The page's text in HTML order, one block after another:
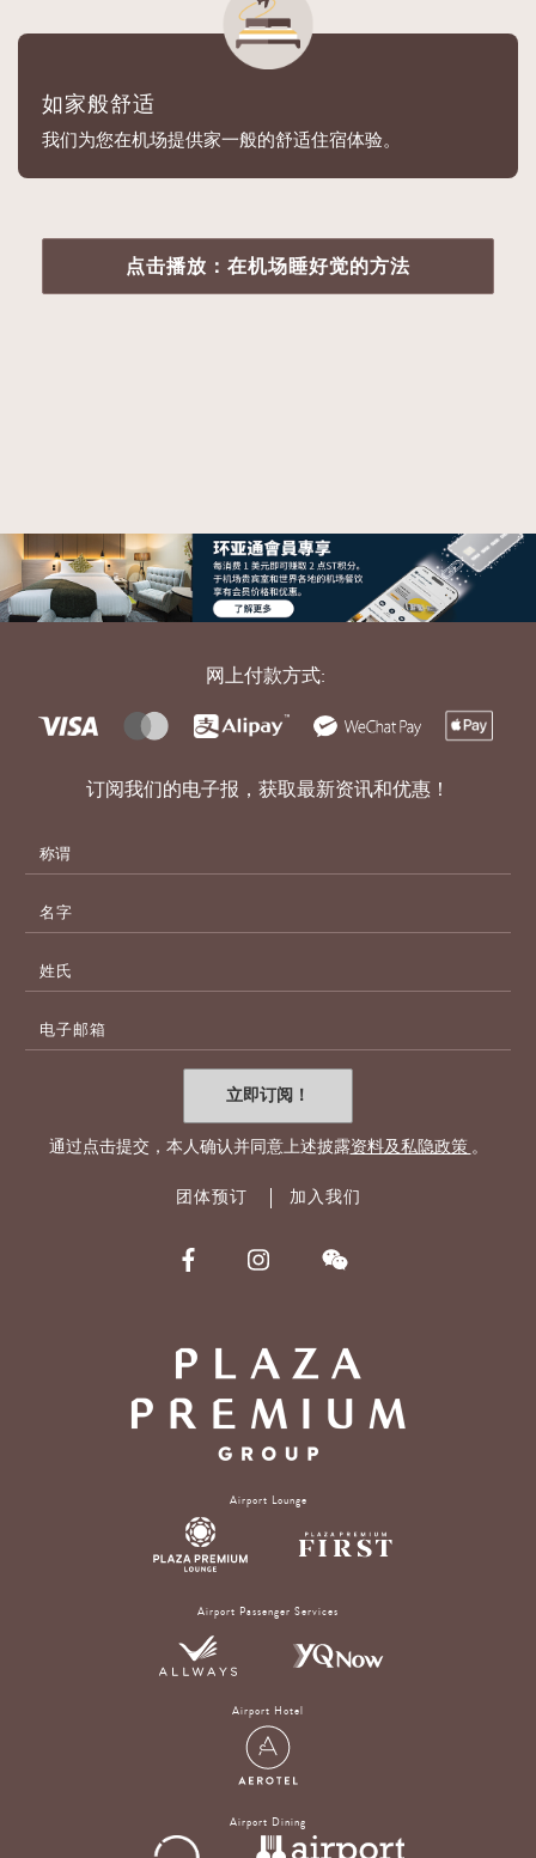
如家般舒适
我们为您在机场提供家一般的舒适住宿体验。
点击播放：在机场睡好觉的方法
网上付款方式:
订阅我们的电子报，获取最新资讯和优惠！
字
氏
子
邮
件
地
址
立即订阅！
通过点击提交，本人确认并同意上述披露资料及私隐政策。
团体预订 加入我们
Airport Lounge
Airport Passenger Services
Airport Hotel
Airport Dining